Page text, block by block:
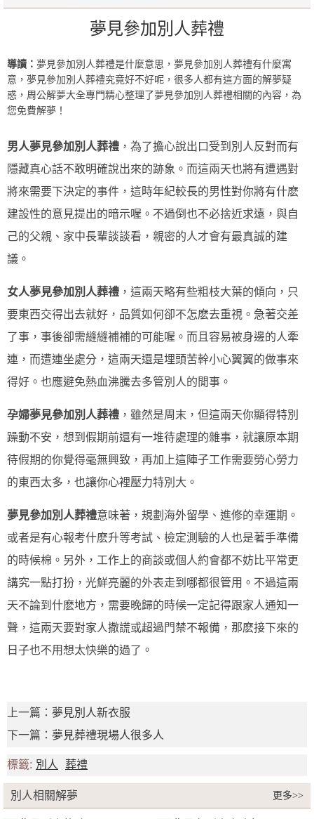
夢見參加別人葬禮
導讀： 夢見參加別人葬禮是什麼意思，夢見參加別人葬禮有什麼寓
意，夢見參加別人葬禮究竟好不好呢，很多人都有這方面的解夢疑
惑，周公解夢大全專門精心整理了夢見參加別人葬禮相關的內容，為
您免費解夢！
男人夢見參加別人葬禮 ，為了擔心說出口受到別人反對而有
隱藏真心話不敢明確說出來的跡象。而這兩天也將有遭遇對
將來需要下決定的事件，這時年紀較長的男性對你將有什麽
建設性的意見提出的暗示喔。不過倒也不必捨近求遠，與自
己的父親、家中長輩談談看，親密的人才會有最真誠的建
議。
女人夢見參加別人葬禮 ，這兩天略有些粗枝大葉的傾向，只
要東西交得出去就好，品質如何卻不怎麽去重視。急著交差
了事，事後卻需縫縫補補的可能喔。而且容易被身邊的人牽
連，而遭連坐處分，這兩天還是埋頭苦幹小心翼翼的做事來
得好。也應避免熱血沸騰去多管別人的閒事。
孕婦夢見參加別人葬禮 ，雖然是周末，但這兩天你顯得特別
躁動不安，想到假期前還有一堆待處理的雜事，就讓原本期
待假期的你覺得毫無興致，再加上這陣子工作需要勞心勞力
的東西太多，也讓你心裡壓力特別大。
夢見參加別人葬禮意味著，規劃海外留學、進修的幸運期。
或者是有心報考什麽升等考試、檢定測驗的人也是著手準備
的時候棉。另外，工作上的商談或個人約會都不妨比平常更
講究一點打扮，光鮮亮麗的外表走到哪都很管用。不過這兩
天不論到什麽地方，需要晚歸的時候一定記得跟家人通知一
聲，這兩天要對家人撒謊或超過門禁不報備，那麽接下來的
日子也不用想太快樂的過了。
上一篇： 夢見別人新衣服
下一篇： 夢見葬禮現場人很多人
標籤: 別人 葬禮
更多>>
別人相關解夢